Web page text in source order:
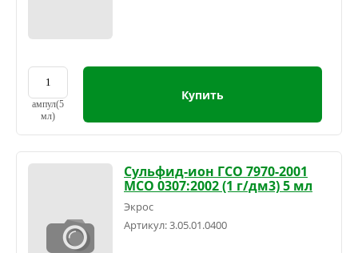
ампул(5
мл)
Купить
Сульфид-ион ГСО 7970-2001
МСО 0307:2002 (1 г/дм3) 5 мл
Экрос
Артикул:3.05.01.0400